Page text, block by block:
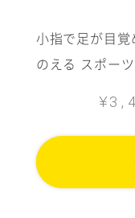
小指で足が目
のえる スポー